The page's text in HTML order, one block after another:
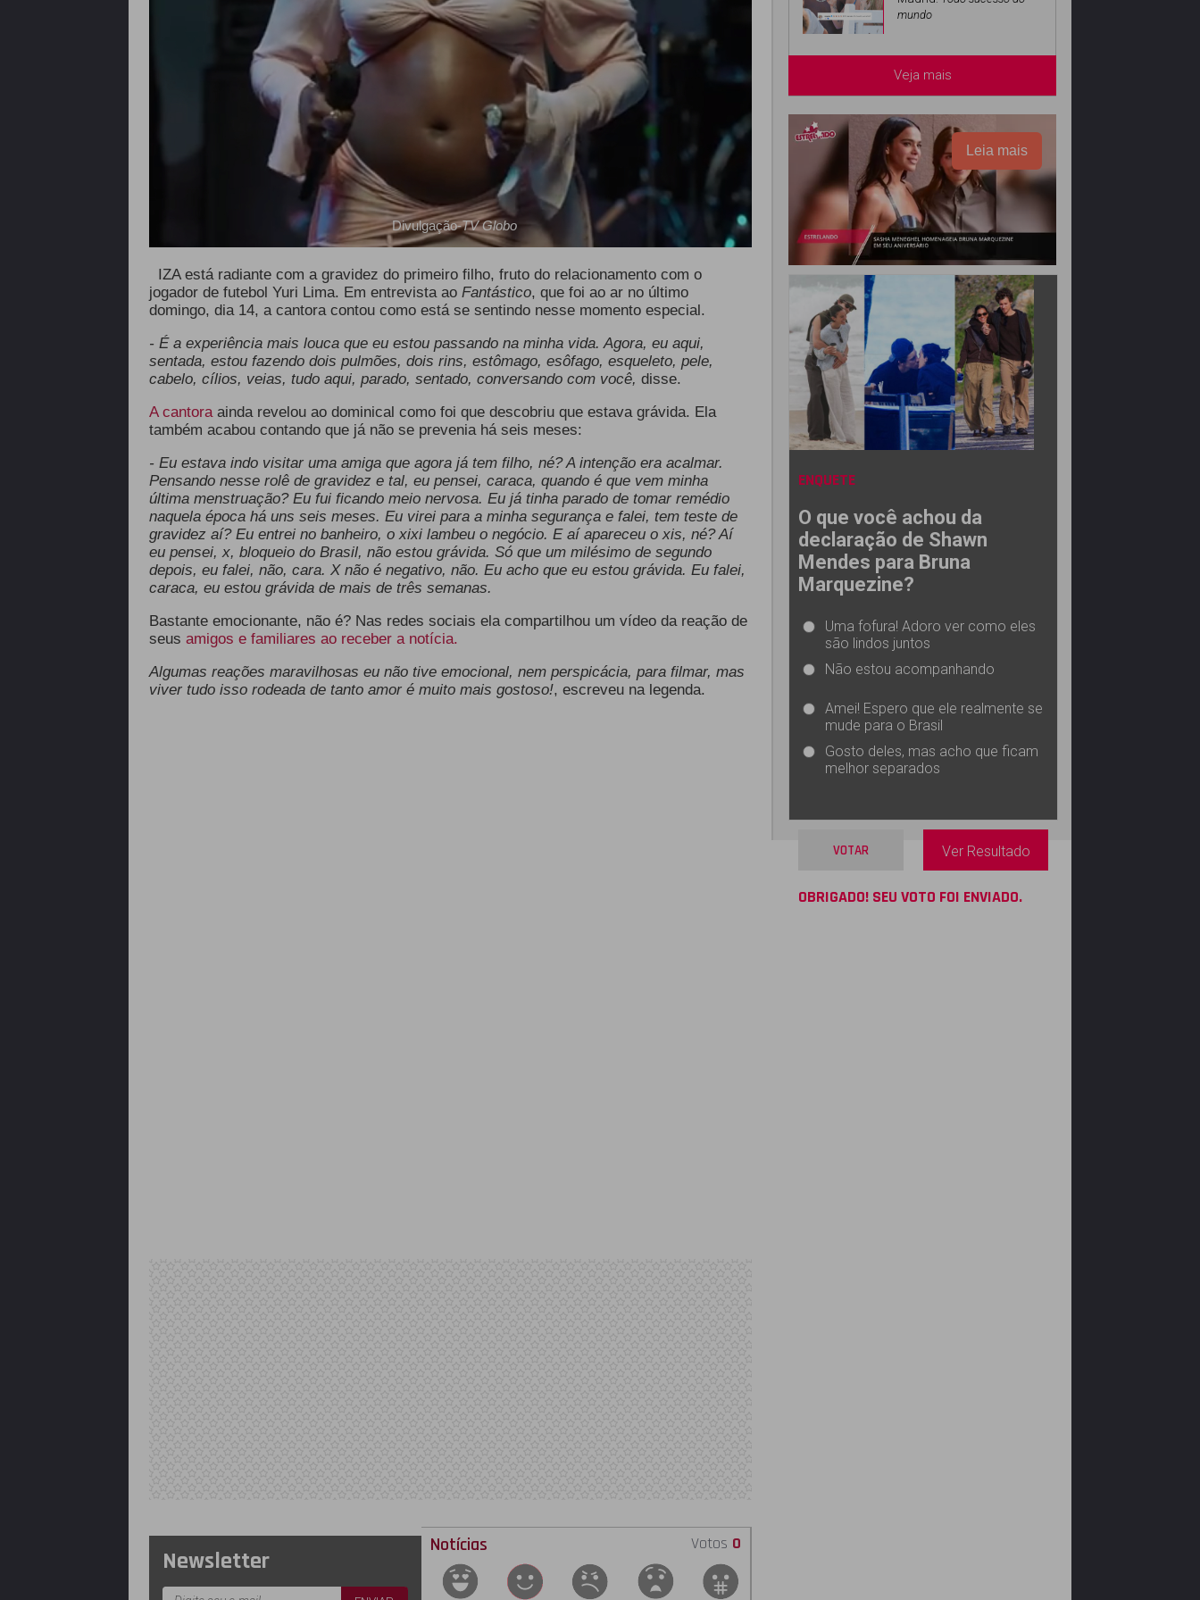
Divulgação-TV Globo
IZA está radiante com a gravidez do primeiro filho, fruto do relacionamento com o
jogador de futebol Yuri Lima. Em entrevista aoFantástico, que foi ao ar no último
domingo, dia 14, a cantora contou como está se sentindo nesse momento especial.
- É a experiência mais louca que eu estou passando na minha vida. Agora, eu aqui,
sentada, estou fazendo dois pulmões, dois rins, estômago, esôfago, esqueleto, pele,
cabelo, cílios, veias, tudo aqui, parado, sentado, conversando com você, disse.
A cantora ainda revelou ao dominical como foi que descobriu que estava grávida. Ela
também acabou contando que já não se prevenia há seis meses:
- Eu estava indo visitar uma amiga que agora já tem filho, né? A intenção era acalmar.
Pensando nesse rolê de gravidez e tal, eu pensei, caraca, quando é que vem minha
última menstruação? Eu fui ficando meio nervosa. Eu já tinha parado de tomar remédio
naquela época há uns seis meses. Eu virei para a minha segurança e falei, tem teste de
gravidez aí? Eu entrei no banheiro, o xixi lambeu o negócio. E aí apareceu o xis, né? Aí
eu pensei, x, bloqueio do Brasil, não estou grávida. Só que um milésimo de segundo
depois, eu falei, não, cara. X não é negativo, não. Eu acho que eu estou grávida. Eu falei,
caraca, eu estou grávida de mais de três semanas.
Bastante emocionante, não é? Nas redes sociais ela compartilhou um vídeo da reação de
seus amigos e familiares ao receber a notícia.
Algumas reações maravilhosas eu não tive emocional, nem perspicácia, para filmar, mas
viver tudo isso rodeada de tanto amor é muito mais gostoso!, escreveu na legenda.
Newsletter
Notícias Votos 0
mundo
Veja mais
Leia mais
ENQUETE
O que você achou da
declaração de Shawn
Mendes para Bruna
Marquezine?
Uma fofura! Adoro ver como eles
são lindos juntos
Não estou acompanhando
Amei! Espero que ele realmente se
mude para o Brasil
Gosto deles, mas acho que ficam
melhor separados
VOTAR Ver Resultado
OBRIGADO! SEU VOTO FOI ENVIADO.